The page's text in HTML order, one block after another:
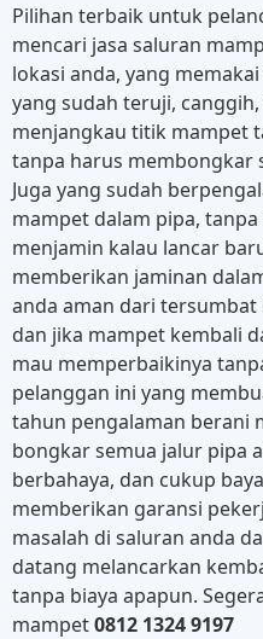
Pilihan terbaik untuk
mencari jasa saluran
lokasi anda, yang
yang sudah teruji,
menjangkau titik mampet
tanpa harus membongkar
Juga yang sudah
mampet dalam pipa,
menjamin kalau lancar
memberikan jaminan
anda aman dari tersumbat
dan jika mampet kembali
mau memperbaikinya
pelanggan ini yang
tahun pengalaman berani
bongkar semua jalur pipa
berbahaya, dan cukup
memberikan garansi
masalah di saluran anda
datang melancarkan
tanpa biaya apapun.
mampet0812 1324 9197